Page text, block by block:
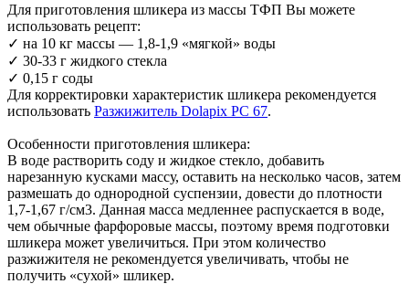
Для приготовления шликера из массы ТФП Вы можете
использовать рецепт:
✓ на 10 кг массы — 1,8-1,9 «мягкой» воды
✓ 30-33 г жидкого стекла
✓ 0,15 г соды
Для корректировки характеристик шликера рекомендуется
использовать Разжижитель Dolapix PC 67.
Особенности приготовления шликера:
В воде растворить соду и жидкое стекло, добавить
нарезанную кусками массу, оставить на несколько часов, затем
размешать до однородной суспензии, довести до плотности
1,7-1,67 г/см3. Данная масса медленнее распускается в воде,
чем обычные фарфоровые массы, поэтому время подготовки
шликера может увеличиться. При этом количество
разжижителя не рекомендуется увеличивать, чтобы не
получить «сухой» шликер.